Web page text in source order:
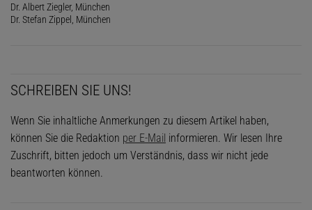
Dr. Albert Ziegler, München
Dr. Stefan Zippel, München
SCHREIBEN SIE UNS!
Wenn Sie inhaltliche Anmerkungen zu diesem Artikel haben,
können Sie die Redaktion per E-Mail informieren. Wir lesen Ihre
Zuschrift, bitten jedoch um Verständnis, dass wir nicht jede
beantworten können.